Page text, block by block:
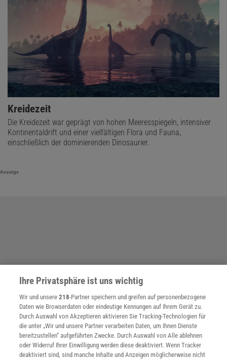
Kreidezeit
Die Kreidezeit war geprägt von hohen Meeresspiegeln, intensiver
Kontinentaldrift und einer vielfältigen Flora und Fauna,
einschließlich der dominierenden Dinosaurier.
Anzeige
Ihre Privatsphäre ist uns wichtig
Wir und unsere218-Partner speichern und greifen auf personenbezogene
Daten wie Browserdaten oder eindeutige Kennungen auf Ihrem Gerät zu.
Durch Auswahl von Akzeptieren aktivieren Sie Tracking-Technologien für
die unter „Wir und unsere Partner verarbeiten Daten, um Ihnen Dienste
bereitzustellen“ aufgeführten Zwecke. Durch Auswahl von Alle ablehnen
oder Widerruf Ihrer Einwilligung werden diese deaktiviert. Wenn Tracker
deaktiviert sind, sind manche Inhalte und Anzeigen möglicherweise nicht